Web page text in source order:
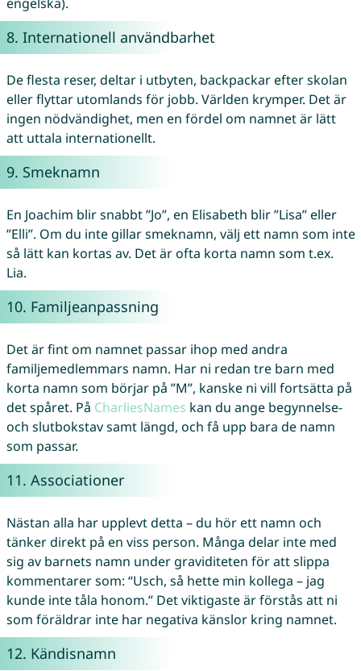
8. Internationell användbarhet
De flesta reser, deltar i utbyten, backpackar efter skolan
eller flyttar utomlands för jobb. Världen krymper. Det är
ingen nödvändighet, men en fördel om namnet är lätt
att uttala internationellt.
9. Smeknamn
En Joachim blir snabbt ”Jo”, en Elisabeth blir ”Lisa” eller
”Elli”. Om du inte gillar smeknamn, välj ett namn som inte
så lätt kan kortas av. Det är ofta korta namn som t.ex.
Lia.
10. Familjeanpassning
Det är fint om namnet passar ihop med andra
familjemedlemmars namn. Har ni redan tre barn med
korta namn som börjar på ”M”, kanske ni vill fortsätta på
det spåret. På CharliesNames kan du ange begynnelse-
och slutbokstav samt längd, och få upp bara de namn
som passar.
11. Associationer
Nästan alla har upplevt detta – du hör ett namn och
tänker direkt på en viss person. Många delar inte med
sig av barnets namn under graviditeten för att slippa
kommentarer som: “Usch, så hette min kollega – jag
kunde inte tåla honom.” Det viktigaste är förstås att ni
som föräldrar inte har negativa känslor kring namnet.
12. Kändisnamn